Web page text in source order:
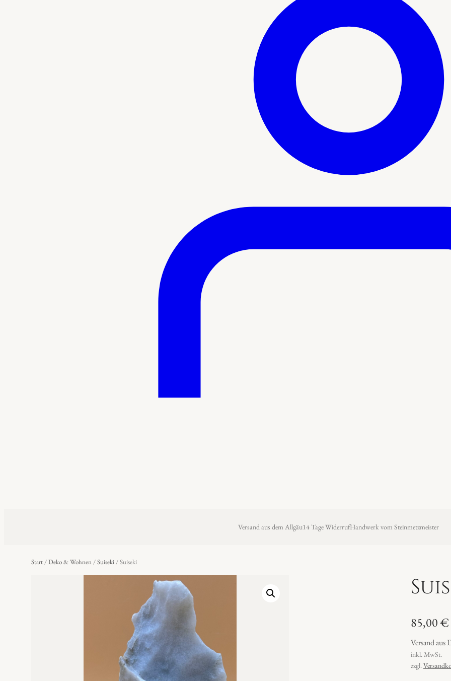
Versand aus dem Allgäu14 Tage WiderrufHandwerk vom Steinmetzmeister
Start/Deko & Wohnen/Suiseki/ Suiseki
85,00€
Versand aus
inkl. MwSt.
zzgl.